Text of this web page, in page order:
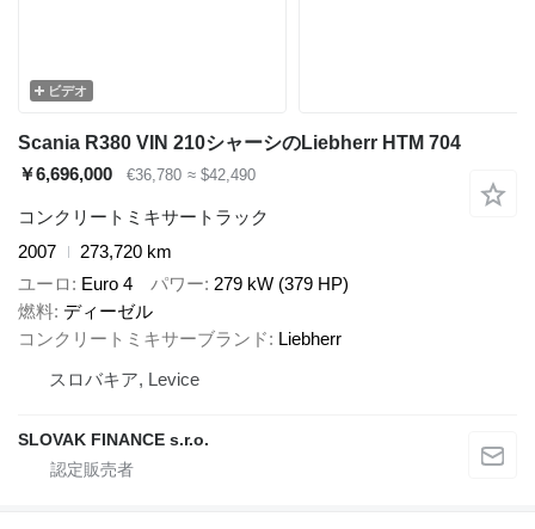
ビデオ
Scania R380 VIN 210シャーシのLiebherr HTM 704
￥6,696,000
€36,780 ≈ $42,490
コンクリートミキサートラック
2007
273,720 km
ユーロ
Euro 4 パワー 279 kW (379 HP)
燃料 ディーゼル
コンクリートミキサーブランド
Liebherr
スロバキア, Levice
SLOVAK FINANCE s.r.o.